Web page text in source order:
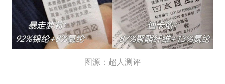
图源：超人测评